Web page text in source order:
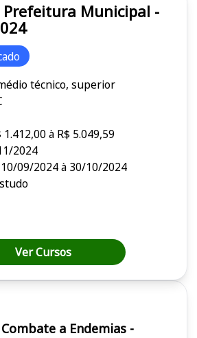
a Endemias -
Prefeitura Municipal -
técnico, superior
à R$ 5.049,59
2024
09/2024 à 30/10/2024
Ver Cursos